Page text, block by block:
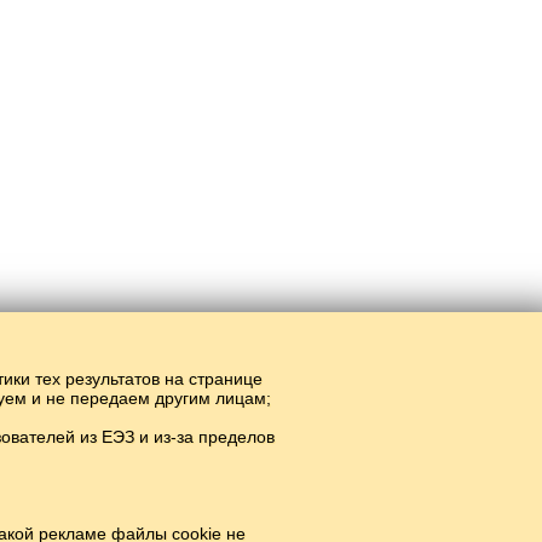
тех результатов на странице
и не передаем другим лицам;
из ЕЭЗ и из-за пределов
рекламе файлы cookie не